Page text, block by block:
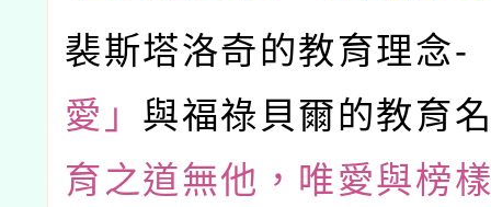
裴斯塔洛奇的教育理念-
愛」 與福祿貝爾的教育
育之道無他，唯愛與榜